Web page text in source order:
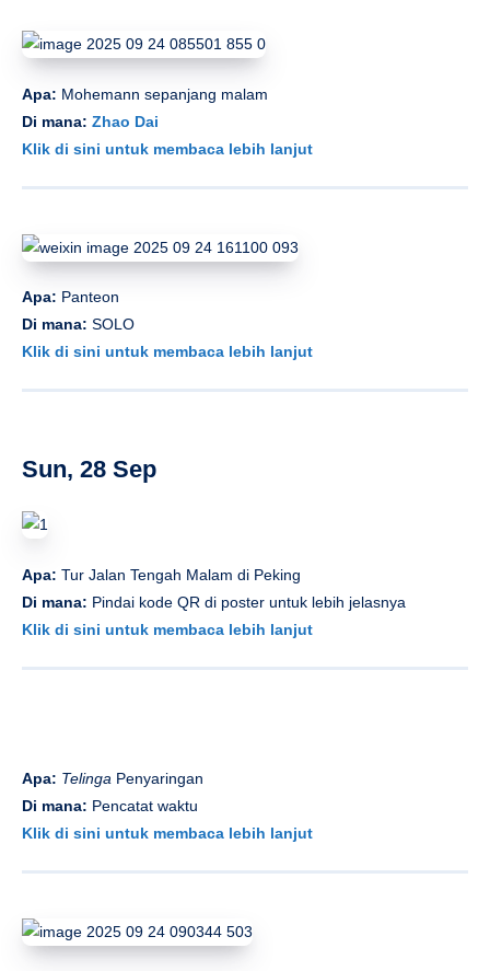
Apa: Mohemann sepanjang malam
Di mana: Zhao Dai
Klik di sini untuk membaca lebih lanjut
Apa: Panteon
Di mana: SOLO
Klik di sini untuk membaca lebih lanjut
Sun, 28 Sep
Apa: Tur Jalan Tengah Malam di Peking
Di mana: Pindai kode QR di poster untuk lebih jelasnya
Klik di sini untuk membaca lebih lanjut
Apa: Telinga Penyaringan
Di mana: Pencatat waktu
Klik di sini untuk membaca lebih lanjut